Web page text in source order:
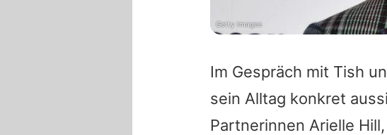
Im Gespräch mit Tish
sein Alltag konkret
Partnerinnen Arielle
Getty Images